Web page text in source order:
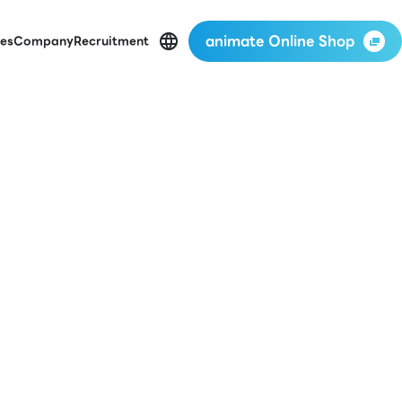
CompanyRecruitment animate Online Shop